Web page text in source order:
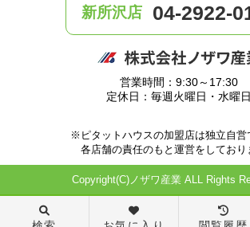
新所沢店 04-2922-
営業時間：9:30～17:30
定休日：毎週火曜日・水曜日
※ピタットハウスの加盟店は独立自営
各店舗の責任のもと運営をしており
Copyright(C)ノザワ産業 ALL Rights